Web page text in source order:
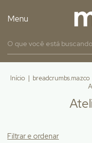
Menu
Início | breadcrumbs.mazco
Filtrar e ordenar